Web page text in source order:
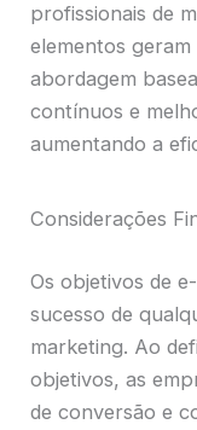
profissionais de
elementos
abordagem
contínuos e
aumentando a
Considerações
Os objetivos de
sucesso de
marketing. Ao
objetivos, as
de conversão e